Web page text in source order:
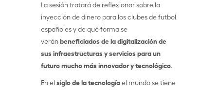
La sesión tratará de reflexionar sobre la
inyección de dinero para los clubes de futbol
españoles y de qué forma se
veránbeneficiados de la digitalización de
sus infraestructuras y servicios para un
futuro mucho más innovador y tecnológico.
En el siglo de la tecnologíael mundo se tiene